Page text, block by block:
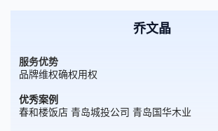
乔文晶
服务优势
品牌维权确权用权
优秀案例
春和楼饭店 青岛城投公司 青岛国华木业